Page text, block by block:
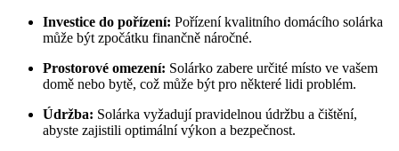
Investice do pořízení: Pořízení kvalitního domácího solárka
může být zpočátku finančně náročné.
Prostorové omezení: Solárko zabere určité místo ve vašem
domě nebo bytě, což může být pro některé lidi problém.
Údržba: Solárka vyžadují pravidelnou údržbu a čištění,
abyste zajistili optimální výkon a bezpečnost.